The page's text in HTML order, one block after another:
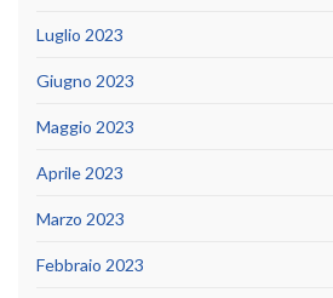
Luglio 2023
Giugno 2023
Maggio 2023
Aprile 2023
Marzo 2023
Febbraio 2023